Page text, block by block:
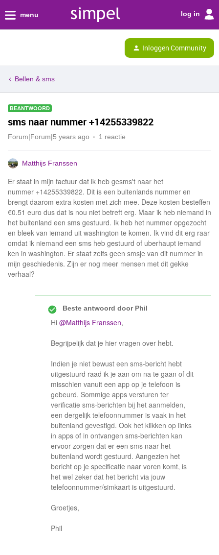
menu log in
Inloggen Community
Bellen & sms
BEANTWOORD
sms naar nummer +14255339822
Forum|Forum|5 years ago 1 reactie
Matthijs Franssen
Er staat in mijn factuur dat ik heb gesms't naar het
nummer +14255339822. Dit is een buitenlands nummer en
brengt daarom extra kosten met zich mee. Deze kosten besteffen
€0.51 euro dus dat is nou niet betreft erg. Maar ik heb niemand in
het buitenland een sms gestuurd. Ik heb het nummer opgezocht
en bleek van iemand uit washington te komen. Ik vind dit erg raar
omdat ik niemand een sms heb gestuurd of uberhaupt iemand
ken in washington. Er staat zelfs geen smsje van dit nummer in
mijn geschiedenis. Zijn er nog meer mensen met dit gekke
verhaal?
Beste antwoord doorPhil
Hi @Matthijs Franssen,
Begrijpelijk dat je hier vragen over hebt.
Indien je niet bewust een sms-bericht hebt
uitgestuurd raad ik je aan om na te gaan of dit
misschien vanuit een app op je telefoon is
gebeurd. Sommige apps versturen ter
verificatie sms-berichten bij het aanmelden,
een dergelijk telefoonnummer is vaak in het
buitenland gevestigd. Ook het klikken op links
in apps of in ontvangen sms-berichten kan
ervoor zorgen dat er een sms naar het
buitenland wordt gestuurd. Aangezien het
bericht op je specificatie naar voren komt, is
het wel zeker dat het bericht via jouw
telefoonnummer/simkaart is uitgestuurd.
Groetjes,
Phil